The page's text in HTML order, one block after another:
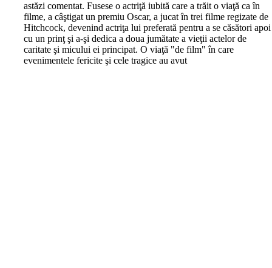
astăzi comentat. Fusese o actriţă iubită care a trăit o viaţă ca în
filme, a câştigat un premiu Oscar, a jucat în trei filme regizate de
Hitchcock, devenind actriţa lui preferată pentru a se căsători apoi
cu un prinţ şi a-şi dedica a doua jumătate a vieţii actelor de
caritate şi micului ei principat. O viaţă "de film" în care
evenimentele fericite şi cele tragice au avut